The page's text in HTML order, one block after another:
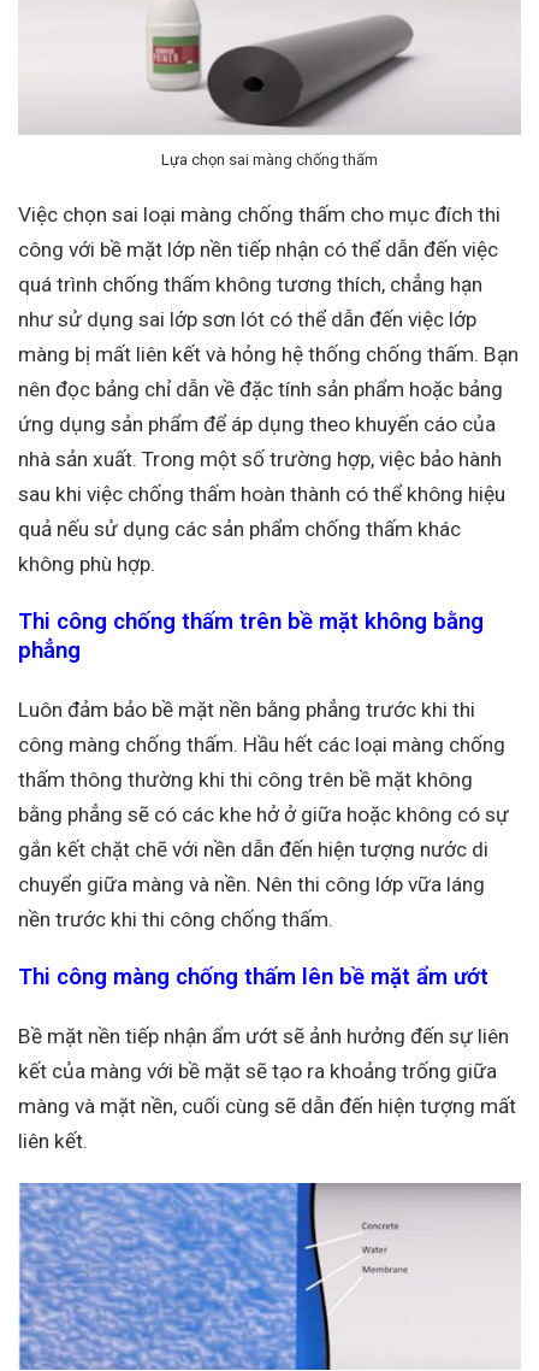
Lựa chọn sai màng chống thấm
Việc chọn sai loại màng chống thấm cho mục đích thi
công với bề mặt lớp nền tiếp nhận có thể dẫn đến việc
quá trình chống thấm không tương thích, chẳng hạn
như sử dụng sai lớp sơn lót có thể dẫn đến việc lớp
màng bị mất liên kết và hỏng hệ thống chống thấm. Bạn
nên đọc bảng chỉ dẫn về đặc tính sản phẩm hoặc bảng
ứng dụng sản phẩm để áp dụng theo khuyến cáo của
nhà sản xuất. Trong một số trường hợp, việc bảo hành
sau khi việc chống thấm hoàn thành có thể không hiệu
quả nếu sử dụng các sản phẩm chống thấm khác
không phù hợp.
Thi công chống thấm trên bề mặt không bằng
phẳng
Luôn đảm bảo bề mặt nền bằng phẳng trước khi thi
công màng chống thấm. Hầu hết các loại màng chống
thấm thông thường khi thi công trên bề mặt không
bằng phẳng sẽ có các khe hở ở giữa hoặc không có sự
gắn kết chặt chẽ với nền dẫn đến hiện tượng nước di
chuyển giữa màng và nền. Nên thi công lớp vữa láng
nền trước khi thi công chống thấm.
Thi công màng chống thấm lên bề mặt ẩm ướt
Bề mặt nền tiếp nhận ẩm ướt sẽ ảnh hưởng đến sự liên
kết của màng với bề mặt sẽ tạo ra khoảng trống giữa
màng và mặt nền, cuối cùng sẽ dẫn đến hiện tượng mất
liên kết.